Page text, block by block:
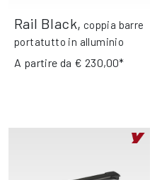
Rail Black, coppia barre
portatutto in alluminio
A partire da € 230,00*